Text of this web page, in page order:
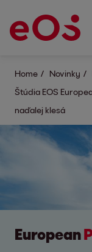
Home Novinky
Štúdia EOS
naďalej klesá
European